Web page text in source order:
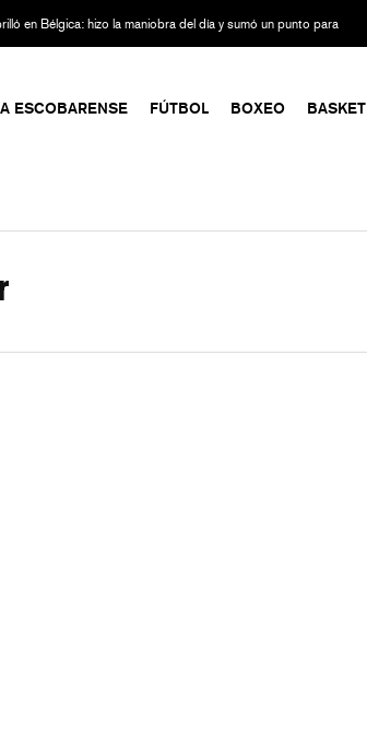
en Bélgica: hizo la maniobra del día y sumó un punto para
ESCOBARENSE FÚTBOL BOXEO BASKET